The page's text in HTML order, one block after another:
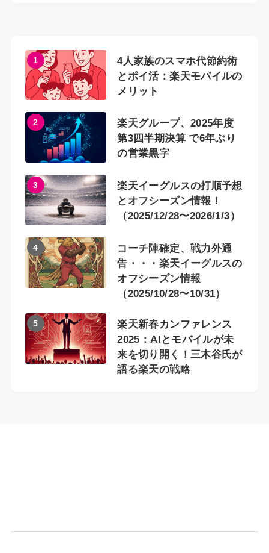
1
4人家族のスマホ代節約術
とポイ活：楽天モバイルの
メリット
2
楽天グループ、2025年度
第3四半期決算 で6年ぶり
の営業黒字
3
楽天イーグルスの打順予想
とオフシーズン情報！
（2025/12/28〜2026/1/3）
4
コーチ陣確定、戦力外通
告・・・楽天イーグルスの
オフシーズン情報
（2025/10/28〜10/31）
5
楽天新春カンファレンス
2025：AIとモバイルが未
来を切り開く！三木谷氏が
語る楽天の戦略